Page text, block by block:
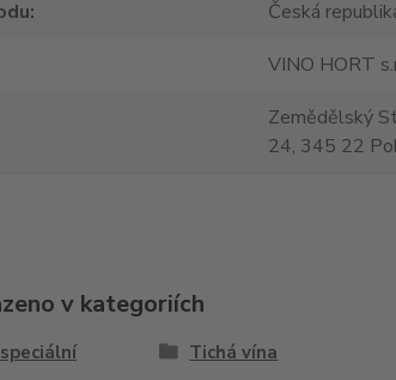
Česká
VINO HORT
Zemědělský
24, 345 22
v kategoriích
Tichá vína